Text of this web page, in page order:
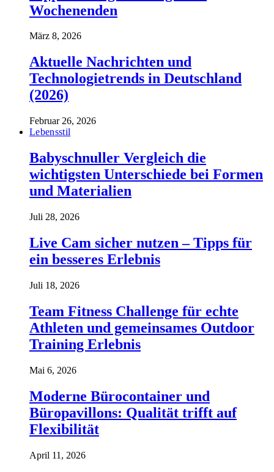
Wochenenden
März 8, 2026
Aktuelle Nachrichten und
Technologietrends in Deutschland
(2026)
Februar 26, 2026
Lebensstil
Babyschnuller Vergleich die
wichtigsten Unterschiede bei Formen
und Materialien
Juli 28, 2026
Live Cam sicher nutzen – Tipps für
ein besseres Erlebnis
Juli 18, 2026
Team Fitness Challenge für echte
Athleten und gemeinsames Outdoor
Training Erlebnis
Mai 6, 2026
Moderne Bürocontainer und
Büropavillons: Qualität trifft auf
Flexibilität
April 11, 2026